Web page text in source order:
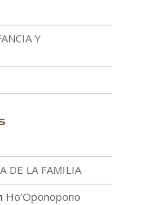
Y
DE LA FAMILIA
Ho’Oponopono